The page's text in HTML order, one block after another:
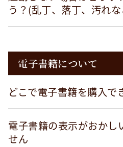
う？(乱丁、落丁、汚れ
電子書籍について
どこで電子書籍を購入で
電子書籍の表示がおかし
せん